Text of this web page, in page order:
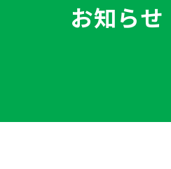
お知らせ